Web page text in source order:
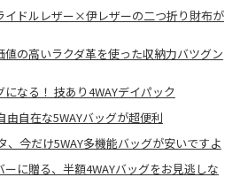
イドルレザー×伊レザーの二つ折り財布が
値の高いラクダ革を使った収納力バツグン
なる！ 技あり4WAYデイパック
由自在な5WAYバッグが超便利
、今だけ5WAY多機能バッグが安いですよ
に贈る、半額4WAYバッグをお見逃しな